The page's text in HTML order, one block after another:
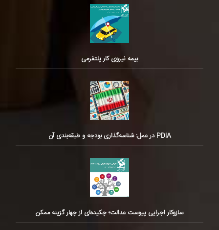
بیمه نیروی کار پلتفرمی
PDIA در عمل: شناسه‌گذاری بودجه و طبقه‌بندی آن
سازوکار اجرایی پیوست عدالت؛ چکیده‌ای از چهار گزینه ممکن